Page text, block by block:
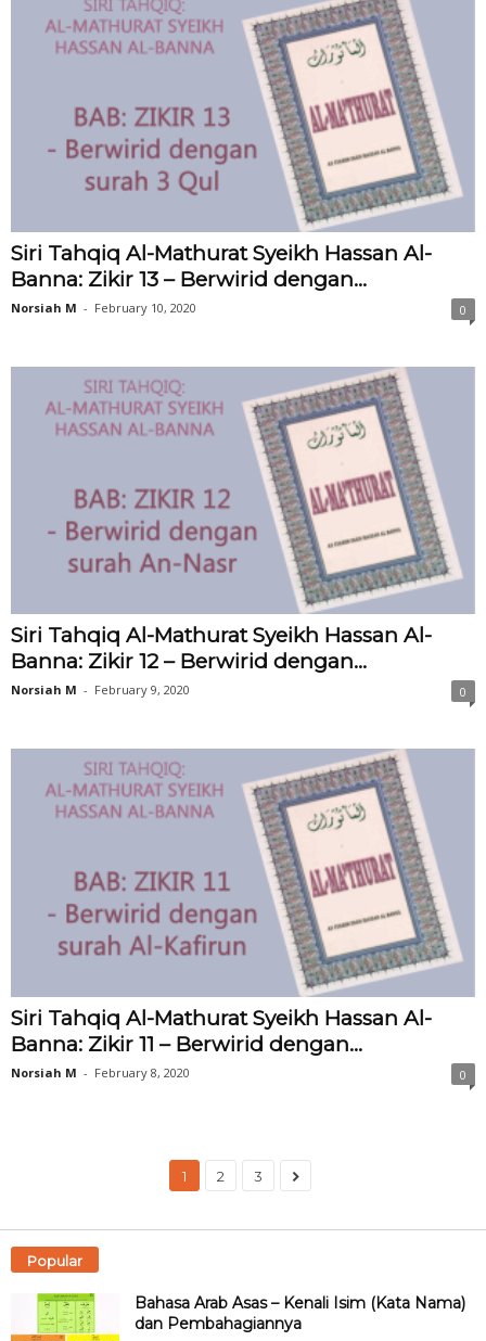
Siri Tahqiq Al-Mathurat Syeikh Hassan Al-
Banna: Zikir 13 – Berwirid dengan...
Norsiah M - February 10, 2020 0
Siri Tahqiq Al-Mathurat Syeikh Hassan Al-
Banna: Zikir 12 – Berwirid dengan...
Norsiah M - February 9, 2020 0
Siri Tahqiq Al-Mathurat Syeikh Hassan Al-
Banna: Zikir 11 – Berwirid dengan...
Norsiah M - February 8, 2020 0
1 2 3
Popular
Bahasa Arab Asas – Kenali Isim (Kata Nama)
dan Pembahagiannya